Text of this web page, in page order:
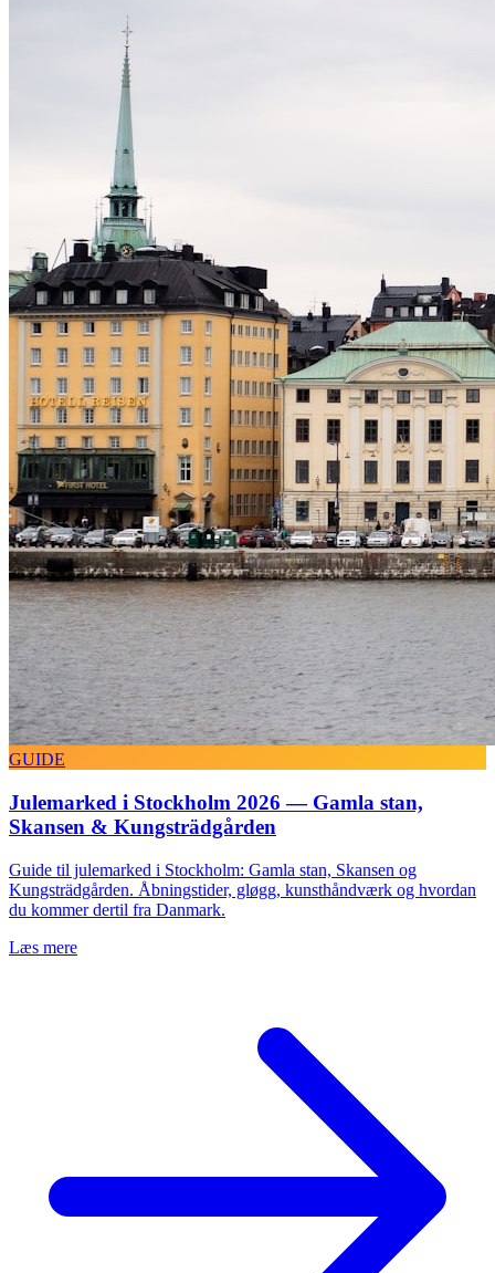
GUIDE
Julemarked i Stockholm 2026 — Gamla stan,
Skansen & Kungsträdgården
Guide til julemarked i Stockholm: Gamla stan, Skansen og
Kungsträdgården. Åbningstider, gløgg, kunsthåndværk og hvordan
du kommer dertil fra Danmark.
Læs mere